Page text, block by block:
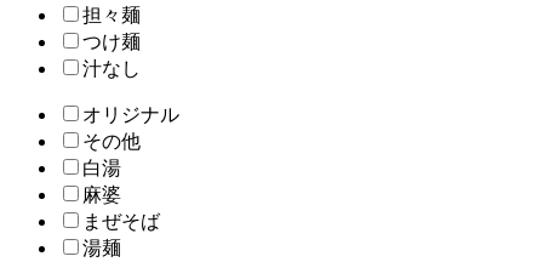
担々麺
つけ麺
汁なし
オリジナル
その他
白湯
麻婆
まぜそば
湯麺